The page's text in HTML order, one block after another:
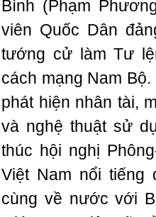
Bình (Phạm
viên Quốc Dân
tướng cử làm Tư
cách mạng Nam
phát hiện nhân tài,
và nghệ thuật sử
thúc hội nghị
Việt Nam nổi tiếng
cùng về nước với